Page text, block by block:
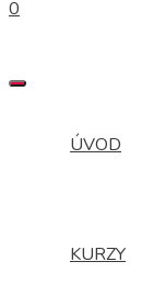
0
ÚVOD
KURZY